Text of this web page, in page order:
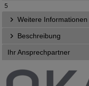
5
Weitere Informationen
Beschreibung
Ihr Ansprechpartner